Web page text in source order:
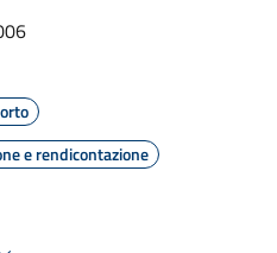
e rendicontazione